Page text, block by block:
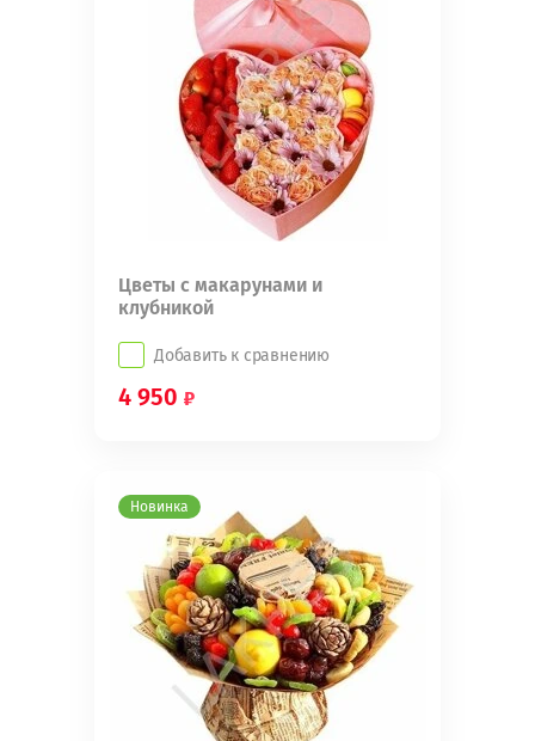
Цветы с макарунами и
клубникой
Добавить к сравнению
4 950
Новинка